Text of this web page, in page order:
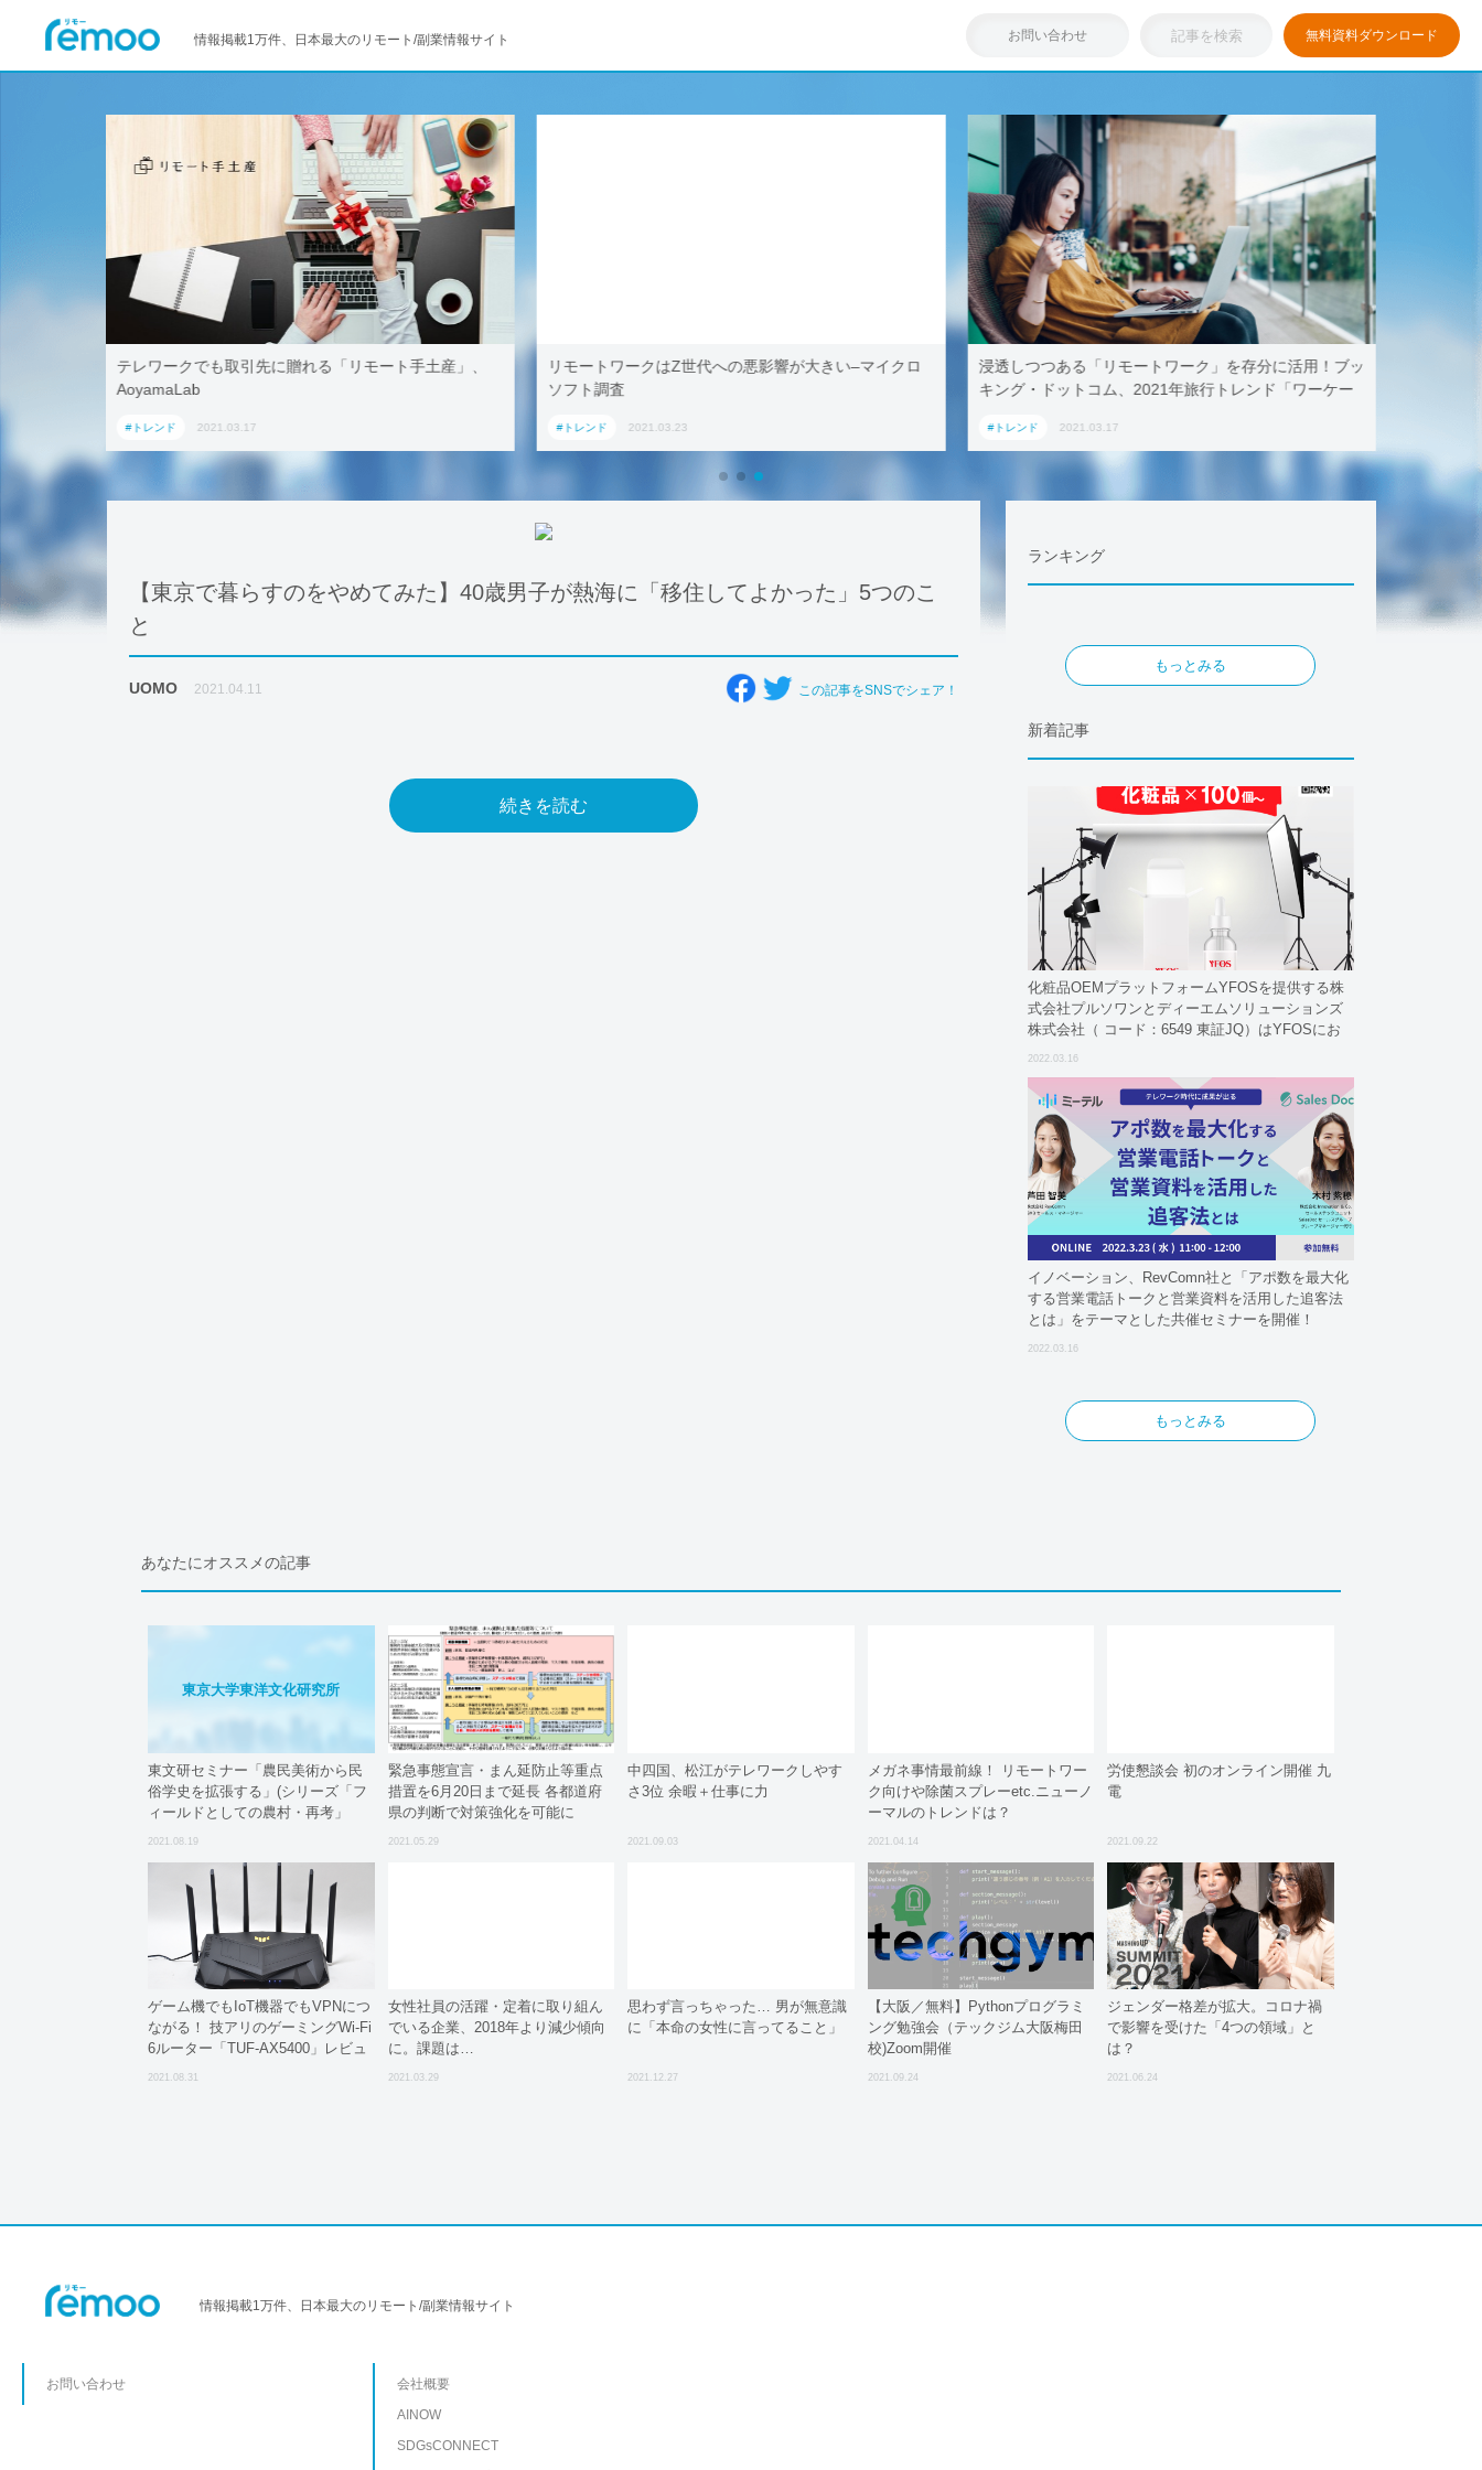
情報掲載1万件、日本最大のリモート/副業情報サイト お問い合わせ 無料資料ダウンロード
テレワークでも取引先に贈れる「リモート手土産」、
AoyamaLab
#トレンド 2021.03.17
リモートワークはZ世代への悪影響が大きい–マイクロ
ソフト調査
#トレンド 2021.03.23
浸透しつつある「リモートワーク」を存分に活用！ブッ
キング・ドットコム、2021年旅行トレンド「ワーケー
#トレンド 2021.03.17
【東京で暮らすのをやめてみた】40歳男子が熱海に「移住してよかった」5つのこ
と
UOMO 2021.04.11 この記事をSNSでシェア！
続きを読む
ランキング
もっとみる
新着記事
化粧品OEMプラットフォームYFOSを提供する株
式会社プルソワンとディーエムソリューションズ
株式会社（ コード：6549 東証JQ）はYFOSにお
2022.03.16
イノベーション、RevComn社と「アポ数を最大化
する営業電話トークと営業資料を活用した追客法
とは」をテーマとした共催セミナーを開催！
2022.03.16
もっとみる
あなたにオススメの記事
東京大学東洋文化研究所
東文研セミナー「農民美術から民
俗学史を拡張する」(シリーズ「フ
ィールドとしての農村・再考」
的アート研究の視座の構築」(研究
代表者：菅豊）第8回研究会)が開
催されました
2021.08.19
緊急事態宣言・まん延防止等重点
措置を6月20日まで延長 各都道府
県の判断で対策強化を可能に
2021.05.29
中四国、松江がテレワークしやす
さ3位 余暇＋仕事に力
2021.09.03
メガネ事情最前線！ リモートワー
ク向けや除菌スプレーetc.ニューノ
ーマルのトレンドは？
2021.04.14
労使懇談会 初のオンライン開催 九
電
2021.09.22
ゲーム機でもIoT機器でもVPNにつ
ながる！ 技アリのゲーミングWi-Fi
6ルーター「TUF-AX5400」レビュ
ー ルーター側でVPNに接続、指定
2021.08.31
女性社員の活躍・定着に取り組ん
でいる企業、2018年より減少傾向
に。課題は…
2021.03.29
思わず言っちゃった… 男が無意識
に「本命の女性に言ってること」
2021.12.27
【大阪／無料】Pythonプログラミ
ング勉強会（テックジム大阪梅田
校)Zoom開催
2021.09.24
ジェンダー格差が拡大。コロナ禍
で影響を受けた「4つの領域」と
は？
2021.06.24
情報掲載1万件、日本最大のリモート/副業情報サイト
お問い合わせ
会社概要
AINOW
SDGsCONNECT